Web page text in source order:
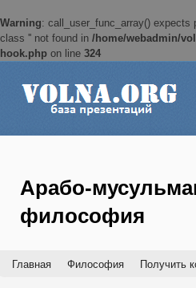
Warning: call_user_func_array()
class '' not found in /home/webadmin/
hook.php on line 324
Арабо-
философия
Главная Философия Получить